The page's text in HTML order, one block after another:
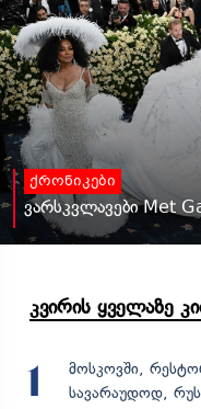
ქრონიკები
ვარსკვლავები Met
კვირის ყველაზე
1
მოსკოვში,
სავარაუდოდ,